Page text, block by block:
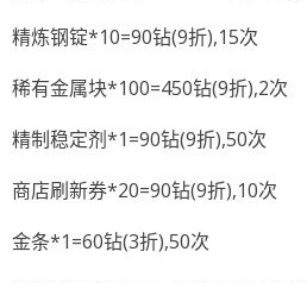
精炼钢锭*10=90钻(9折),15次
稀有金属块*100=450钻(9折),2次
精制稳定剂*1=90钻(9折),50次
商店刷新券*20=90钻(9折),10次
金条*1=60钻(3折),50次